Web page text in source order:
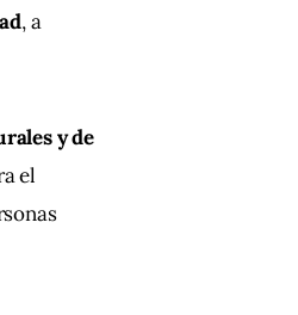
, a
y de
el